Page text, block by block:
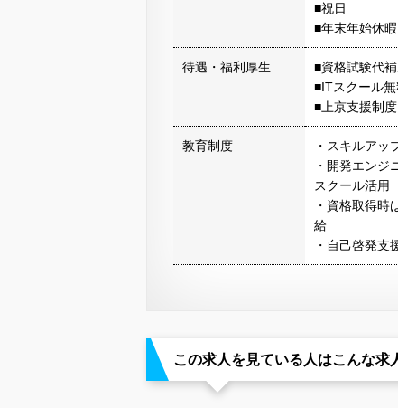
■祝日
■年末年始休暇
待遇・福利厚生
■資格試験代
■ITスクール
■上京支援制度
教育制度
・スキルアッ
・開発エン
スクール活用
・資格取得
給
・自己啓発支
この求人を見ている人はこんな求